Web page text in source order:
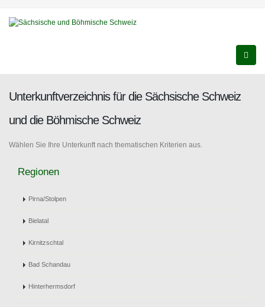
Unterkunftverzeichnis für die Sächsische Schweiz
und die Böhmische Schweiz
Wählen Sie Ihre Unterkunft nach thematischen Kriterien aus.
Regionen
Pirna/Stolpen
Bielatal
Kirnitzschtal
Bad Schandau
Hinterhermsdorf